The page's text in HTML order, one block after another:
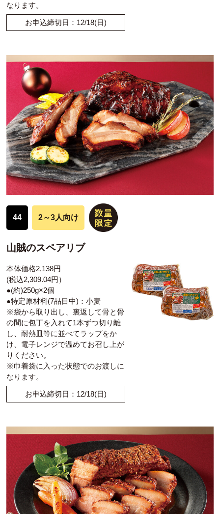
なります。
お申込締切日：12/18(日)
44 2～3人向け
山賊のスペアリブ
本体価格2,138円
(税込2,309.04円）
●(約)250g×2個
●特定原材料(7品目中)：小麦
※袋から取り出し、裏返して骨と骨
の間に包丁を入れて1本ずつ切り離
し、耐熱皿等に並べてラップをか
け、電子レンジで温めてお召し上が
りください。
※巾着袋に入った状態でのお渡しに
なります。
お申込締切日：12/18(日)